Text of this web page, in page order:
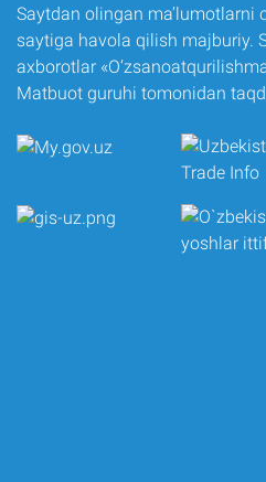
Saytdan olingan ma’lumotlarni
saytiga havola qilish majburiy.
axborotlar
Matbuot guruhi tomonidan